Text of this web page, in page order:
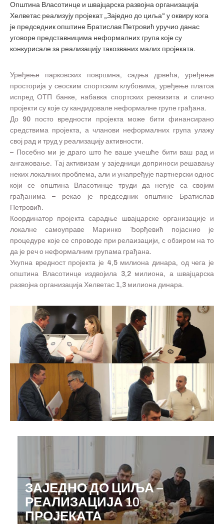
Општина Власотинце и швајцарска развојна организација
Хелветас реализују пројекат „Заједно до циља“ у оквиру кога
је председник општине Братислав Петровић уручио данас
уговоре представницима неформалних група које су
конкурисале за реализацију такозваних малих пројеката.
Уређење парковских површина, садња дрвећа, уређење
просторија у сеоским спортским клубовима, уређење платоа
испред ОТП банке, набавка спортских реквизита и слично
пројекти су које су кандидовале неформалне групе грађана.
До 90 посто вредности пројекта може бити финансирано
средствима пројекта, а чланови неформалних група улажу
свој рад и труд у реализацију активности.
– Посебно ми је драго што ће ваше учешће бити ваш рад и
ангажовање. Тај активизам у заједници доприноси решавању
неких локалних проблема, али и унапређује партнерски однос
који се општина Власотинце труди да негује са својим
грађанима – рекао је председник општине Братислав
Петровић.
Координатор пројекта сарадње швајцарске организације и
локалне самоуправе Маринко Ђорђевић појаснио је
процедуре које се спроводе при релаизацији, с обзиром на то
да је реч о неформалним групама грађана.
Укупна вредност пројекта је 4,5 милиона динара, од чега је
општина Власотинце издвојила 3,2 милиона, а швајцарска
развојна организација Хелветас 1,3 милиона динара.
ЗАЈЕДНО ДО ЦИЉА –
РЕАЛИЗАЦИЈА 10
ПРОЈЕКАТА